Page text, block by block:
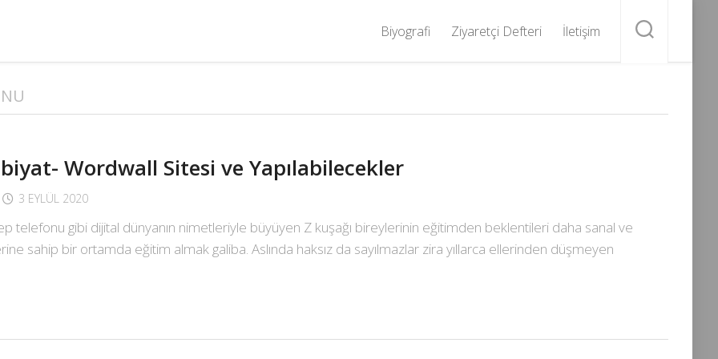
Biyografi Ziyaretçi Defteri İletişim
Wordwall Sitesi ve Yapılabilecekler
3 EYLÜL 2020
telefonu gibi dijital dünyanın nimetleriyle büyüyen Z kuşağı bireylerinin eğitimden beklentileri daha sanal ve
sahip bir ortamda eğitim almak galiba. Aslında haksız da sayılmazlar zira yıllarca ellerinden düşmeyen